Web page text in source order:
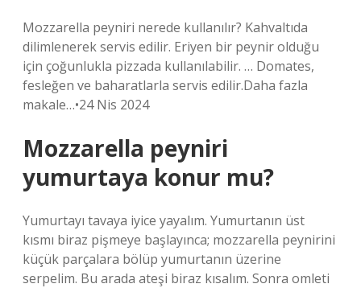
Mozzarella peyniri nerede kullanılır? Kahvaltıda
dilimlenerek servis edilir. Eriyen bir peynir olduğu
için çoğunlukla pizzada kullanılabilir. … Domates,
fesleğen ve baharatlarla servis edilir.Daha fazla
makale…•24 Nis 2024
Mozzarella peyniri
yumurtaya konur mu?
Yumurtayı tavaya iyice yayalım. Yumurtanın üst
kısmı biraz pişmeye başlayınca; mozzarella peynirini
küçük parçalara bölüp yumurtanın üzerine
serpelim. Bu arada ateşi biraz kısalım. Sonra omleti